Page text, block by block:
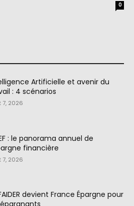
0
Artificielle et avenir du
: 4 scénarios
7, 2026
: le panorama annuel de
financière
7, 2026
devient France Épargne pour